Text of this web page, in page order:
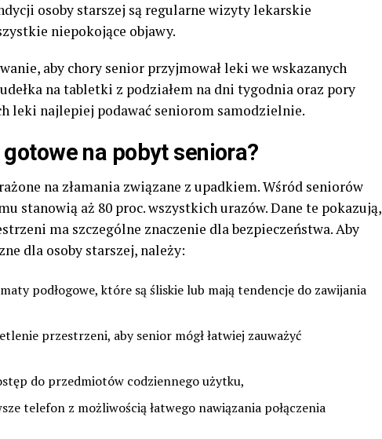
osoby starszej są regularne wizyty lekarskie
niepokojące objawy.
aby chory senior przyjmował leki we wskazanych
na tabletki z podziałem na dni tygodnia oraz pory
leki najlepiej podawać seniorom samodzielnie.
na pobyt seniora?
na złamania związane z upadkiem. Wśród seniorów
stanowią aż 80 proc. wszystkich urazów. Dane te pokazują,
ma szczególne znaczenie dla bezpieczeństwa. Aby
dla osoby starszej, należy:
podłogowe, które są śliskie lub mają tendencje do zawijania
przestrzeni, aby senior mógł łatwiej zauważyć
do przedmiotów codziennego użytku,
telefon z możliwością łatwego nawiązania połączenia